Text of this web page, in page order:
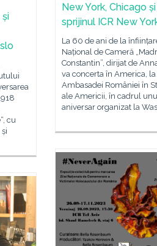
cu
New York, Chicago
sprijinul ICR New
La 60 de ani de la
Național de Cameră
Constantin”, dirijat de
va concerta în America,
Ambasadei României în
ale Americii, în cadrul
aniversar organizat la